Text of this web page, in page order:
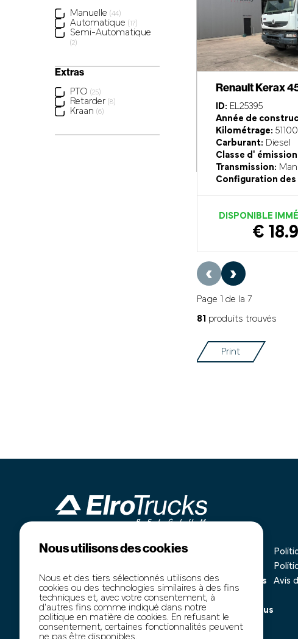
Manuelle (44)
Automatique (17)
Semi-Automatique
(2)
Extras
PTO (25)
Retarder (8)
Kraan (6)
Renault Kerax
ID: EL25395
Année de
Kilométrage:
Carburant: Diesel
Classe d'
Transmission:
Configuration des
DISPONIBLE
€
‹ ›
Page 1 de la 7
81 produits trouvés
Print
Industrieterrein Kanaal Noord 1636
+32 (0)89 77 74 60
+32 (0)474 54 47 91
info@elro-trucks.be
Marchés publics
Transport
À propos de nous
Contact
Avis
Nous utilisons des cookies
Nous et des tiers sélectionnés utilisons des
cookies ou des technologies similaires à des fins
techniques et, avec votre consentement, à
d'autres fins comme indiqué dans notre
politique en matière de cookies. En refusant le
consentement, certaines fonctionnalités peuvent